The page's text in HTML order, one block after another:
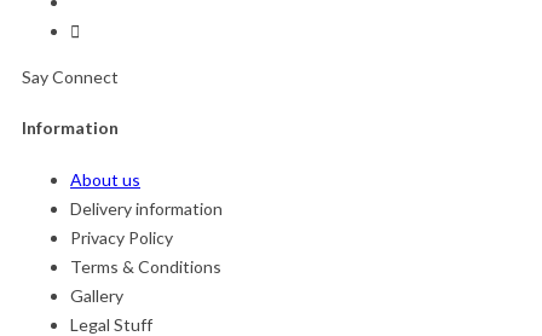
Say Connect
Information
About us
Delivery information
Privacy Policy
Terms & Conditions
Gallery
Legal Stuff